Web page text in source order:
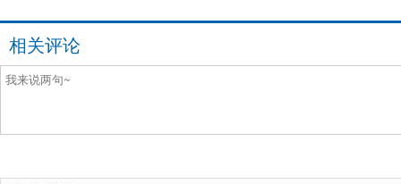
相关评论